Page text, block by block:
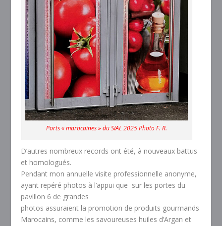
Ports « marocaines » du SIAL 2025 Photo F. R.
D’autres nombreux records ont été, à nouveaux battus
et homologués.
Pendant mon annuelle visite professionnelle anonyme,
ayant repéré photos à l’appui que sur les portes du
pavillon 6 de grandes
photos assuraient la promotion de produits gourmands
Marocains, comme les savoureuses huiles d’Argan et